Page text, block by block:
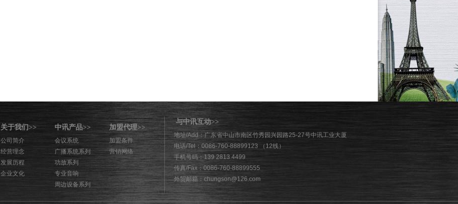
关于我们>> 中讯产品>> 加盟代理>>
公司简介
经营理念
发展历程
企业文化
会议系统
广播系统系列
功放系列
专业音响
周边设备系列
加盟条件
营销网络
与中讯互动>>
地址/Add：广东省中山市南区竹秀园兴园路25-27号中讯工业大厦
电话/Tel：0086-760-88899123 （12线）
手机号码：139 2813 4499
传真/Fax：0086-760-88899555
外贸邮箱：chungson@126.com